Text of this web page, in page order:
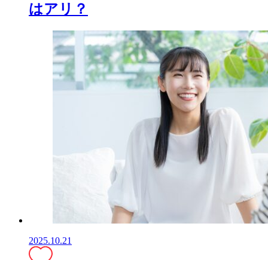
はアリ？
2025.10.21